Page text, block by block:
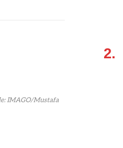
IMAGO/Mustafa